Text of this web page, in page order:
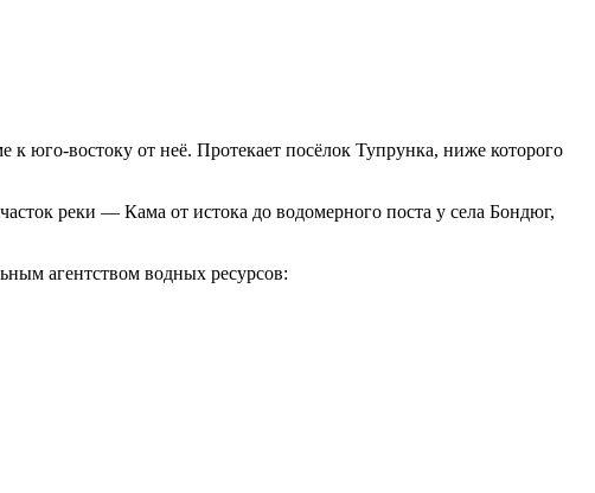
юго-востоку от неё. Протекает посёлок Тупрунка, ниже которого
реки — Кама от истока до водомерного поста у села Бондюг,
агентством водных ресурсов: